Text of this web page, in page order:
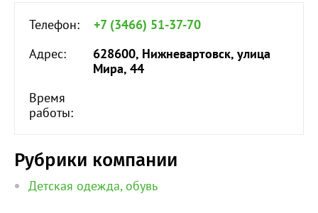
Телефон:
+7 (3466) 51-37-70
Адрес:
628600, Нижневартовск, улица
Мира, 44
Время
работы:
Рубрики компании
Детская одежда, обувь